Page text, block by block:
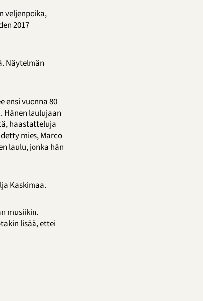
veljenpoika,
2017
Näytelmän
ensi vuonna 80
Hänen laulujaan
haastatteluja
mies, Marco
laulu, jonka hän
Kaskimaa.
musiikin.
lisää, ettei